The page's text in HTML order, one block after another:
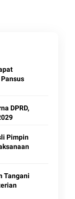
DPRD,
Pimpin
Tangani